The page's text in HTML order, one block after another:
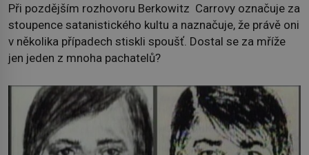
Při pozdějším rozhovoru Berkowitz Carrovy označuje za
stoupence satanistického kultu a naznačuje, že právě oni
v několika případech stiskli spoušť. Dostal se za mříže
jen jeden z mnoha pachatelů?